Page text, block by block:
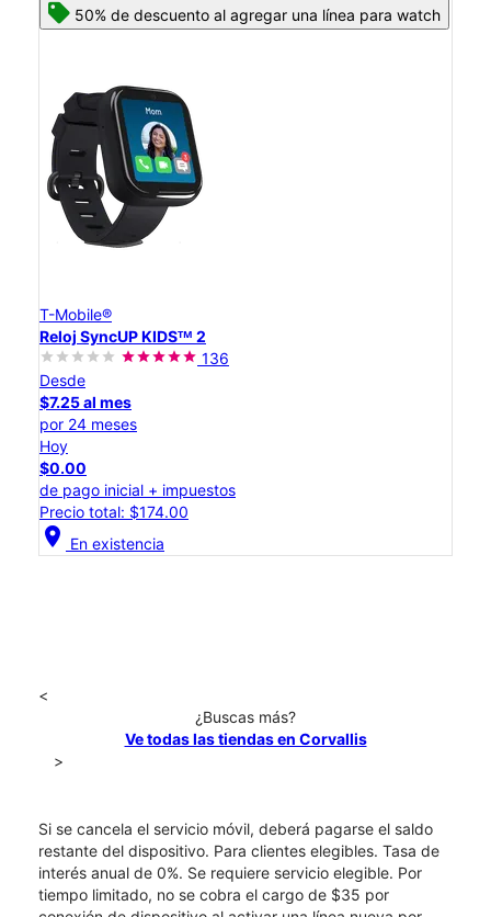
50% de descuento al agregar una línea para watch
T-Mobile®
Reloj SyncUP KIDSᵀᴹ 2
136
Desde
$7.25 al mes
por 24 meses
Hoy
$0.00
de pago inicial + impuestos
Precio total: $174.00
location_on En existencia
<
¿Buscas más?
Ve todas las tiendas en Corvallis
>
Si se cancela el servicio móvil, deberá pagarse el saldo
restante del dispositivo. Para clientes elegibles. Tasa de
interés anual de 0%. Se requiere servicio elegible. Por
tiempo limitado, no se cobra el cargo de $35 por